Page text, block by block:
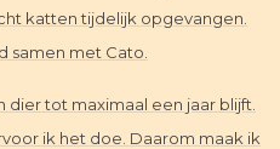
katten tijdelijk opgevangen.
samen met Cato.
tot maximaal een jaar blijft.
ik het doe. Daarom maak ik